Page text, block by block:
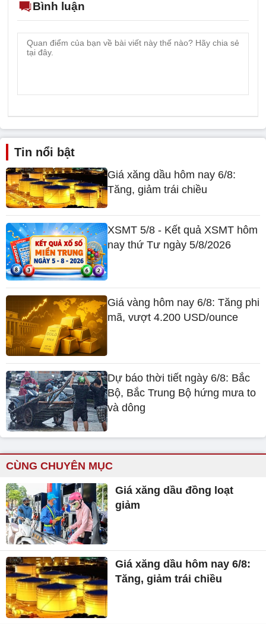
Bình luận
Tin nổi bật
Giá xăng dầu hôm nay 6/8:
Tăng, giảm trái chiều
XSMT 5/8 - Kết quả XSMT hôm
nay thứ Tư ngày 5/8/2026
Giá vàng hôm nay 6/8: Tăng phi
mã, vượt 4.200 USD/ounce
Dự báo thời tiết ngày 6/8: Bắc
Bộ, Bắc Trung Bộ hứng mưa to
và dông
CÙNG CHUYÊN MỤC
Giá xăng dầu đồng loạt
giảm
Giá xăng dầu hôm nay 6/8:
Tăng, giảm trái chiều